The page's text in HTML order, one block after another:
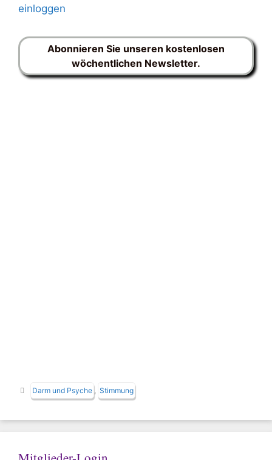
einloggen
Abonnieren Sie unseren kostenlosen
wöchentlichen Newsletter.
Schlagwörter
Darm und Psyche Stimmung